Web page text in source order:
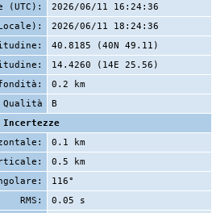
(UTC):
2026/06/11 16:24:36
2026/06/11 18:24:36
40.8185 (40N 49.11)
14.4260 (14E 25.56)
0.2 km
Qualità
B
Incertezze
0.1 km
0.5 km
116°
RMS:
0.05 s